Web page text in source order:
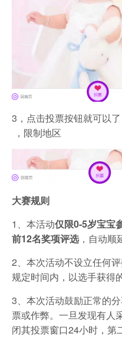
3，点击投票按钮就可以
，限制地区
大赛规则
1、本活动仅限0-5岁宝宝
前12名奖项评选，自动顺
2、本次活动不设立任何
规定时间内，以选手获得
3、本次活动鼓励正常的
票或作弊。一旦发现有人
闭其投票窗口24小时，第